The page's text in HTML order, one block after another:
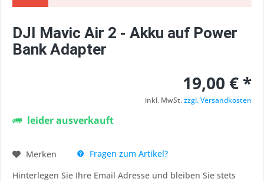
DJI Mavic Air 2 - Akku auf Power
Bank Adapter
19,00 € *
inkl. MwSt.zzgl. Versandkosten
leider ausverkauft
Merken
Fragen zum Artikel?
Hinterlegen Sie Ihre Email Adresse und bleiben Sie stets